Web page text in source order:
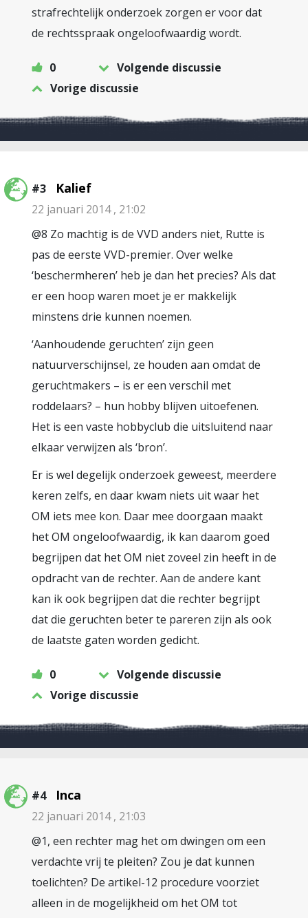
strafrechtelijk onderzoek zorgen er voor dat
de rechtsspraak ongeloofwaardig wordt.
0
Volgende discussie
Vorige discussie
#3 Kalief
22 januari 2014 , 21:02
@8 Zo machtig is de VVD anders niet, Rutte is
pas de eerste VVD-premier. Over welke
‘beschermheren’ heb je dan het precies? Als dat
er een hoop waren moet je er makkelijk
minstens drie kunnen noemen.
‘Aanhoudende geruchten’ zijn geen
natuurverschijnsel, ze houden aan omdat de
geruchtmakers – is er een verschil met
roddelaars? – hun hobby blijven uitoefenen.
Het is een vaste hobbyclub die uitsluitend naar
elkaar verwijzen als ‘bron’.
Er is wel degelijk onderzoek geweest, meerdere
keren zelfs, en daar kwam niets uit waar het
OM iets mee kon. Daar mee doorgaan maakt
het OM ongeloofwaardig, ik kan daarom goed
begrijpen dat het OM niet zoveel zin heeft in de
opdracht van de rechter. Aan de andere kant
kan ik ook begrijpen dat die rechter begrijpt
dat die geruchten beter te pareren zijn als ook
de laatste gaten worden gedicht.
0
Volgende discussie
Vorige discussie
#4 Inca
22 januari 2014 , 21:03
@1, een rechter mag het om dwingen om een
verdachte vrij te pleiten? Zou je dat kunnen
toelichten? De artikel-12 procedure voorziet
alleen in de mogelijkheid om het OM tot